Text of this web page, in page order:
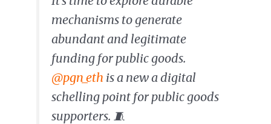
mechanisms to generate
abundant and legitimate
funding for public goods.
@pgn_eth is a new a digital
schelling point for public goods
supporters. 🧵